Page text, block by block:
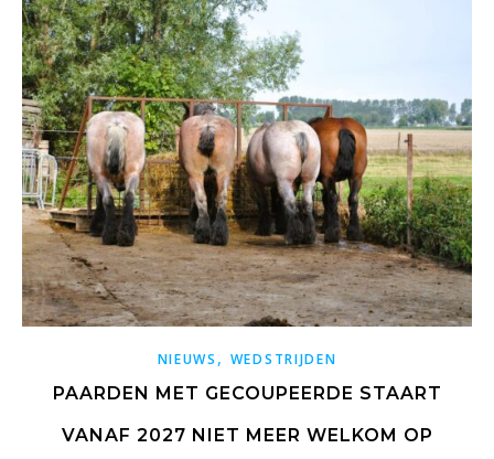
NIEUWS , WEDSTRIJDEN
PAARDEN MET GECOUPEERDE STAART
VANAF 2027 NIET MEER WELKOM OP